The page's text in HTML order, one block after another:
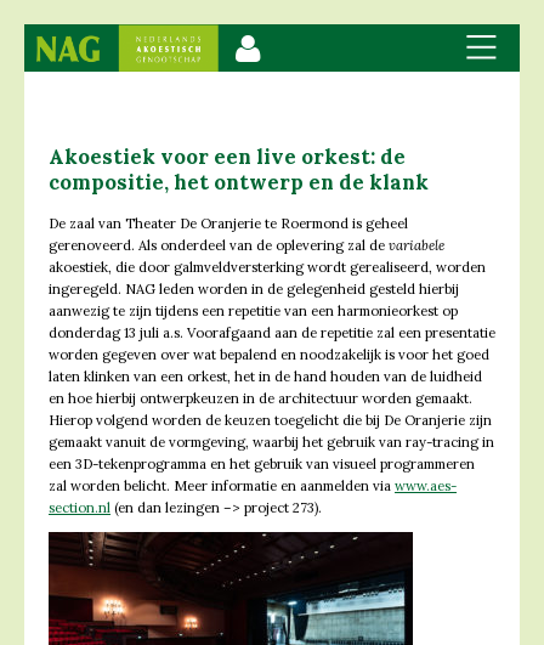
Akoestiek voor een live orkest: de
compositie, het ontwerp en de klank
De zaal van Theater De Oranjerie te Roermond is geheel
gerenoveerd. Als onderdeel van de oplevering zal de variabele
akoestiek, die door galmveldversterking wordt gerealiseerd, worden
ingeregeld. NAG leden worden in de gelegenheid gesteld hierbij
aanwezig te zijn tijdens een repetitie van een harmonieorkest op
donderdag 13 juli a.s. Voorafgaand aan de repetitie zal een presentatie
worden gegeven over wat bepalend en noodzakelijk is voor het goed
laten klinken van een orkest, het in de hand houden van de luidheid
en hoe hierbij ontwerpkeuzen in de architectuur worden gemaakt.
Hierop volgend worden de keuzen toegelicht die bij De Oranjerie zijn
gemaakt vanuit de vormgeving, waarbij het gebruik van ray-tracing in
een 3D-tekenprogramma en het gebruik van visueel programmeren
zal worden belicht. Meer informatie en aanmelden via www.aes-
section.nl (en dan lezingen –> project 273).